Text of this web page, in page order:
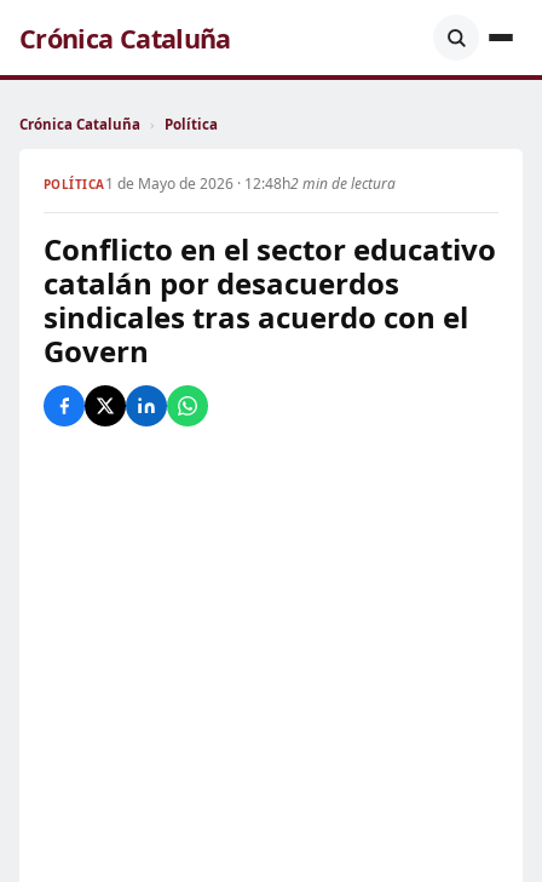
Crónica Cataluña
Crónica Cataluña › Política
POLÍTICA1 de Mayo de 2026 · 12:48h2 min de lectura
Conflicto en el sector educativo
catalán por desacuerdos
sindicales tras acuerdo con el
Govern